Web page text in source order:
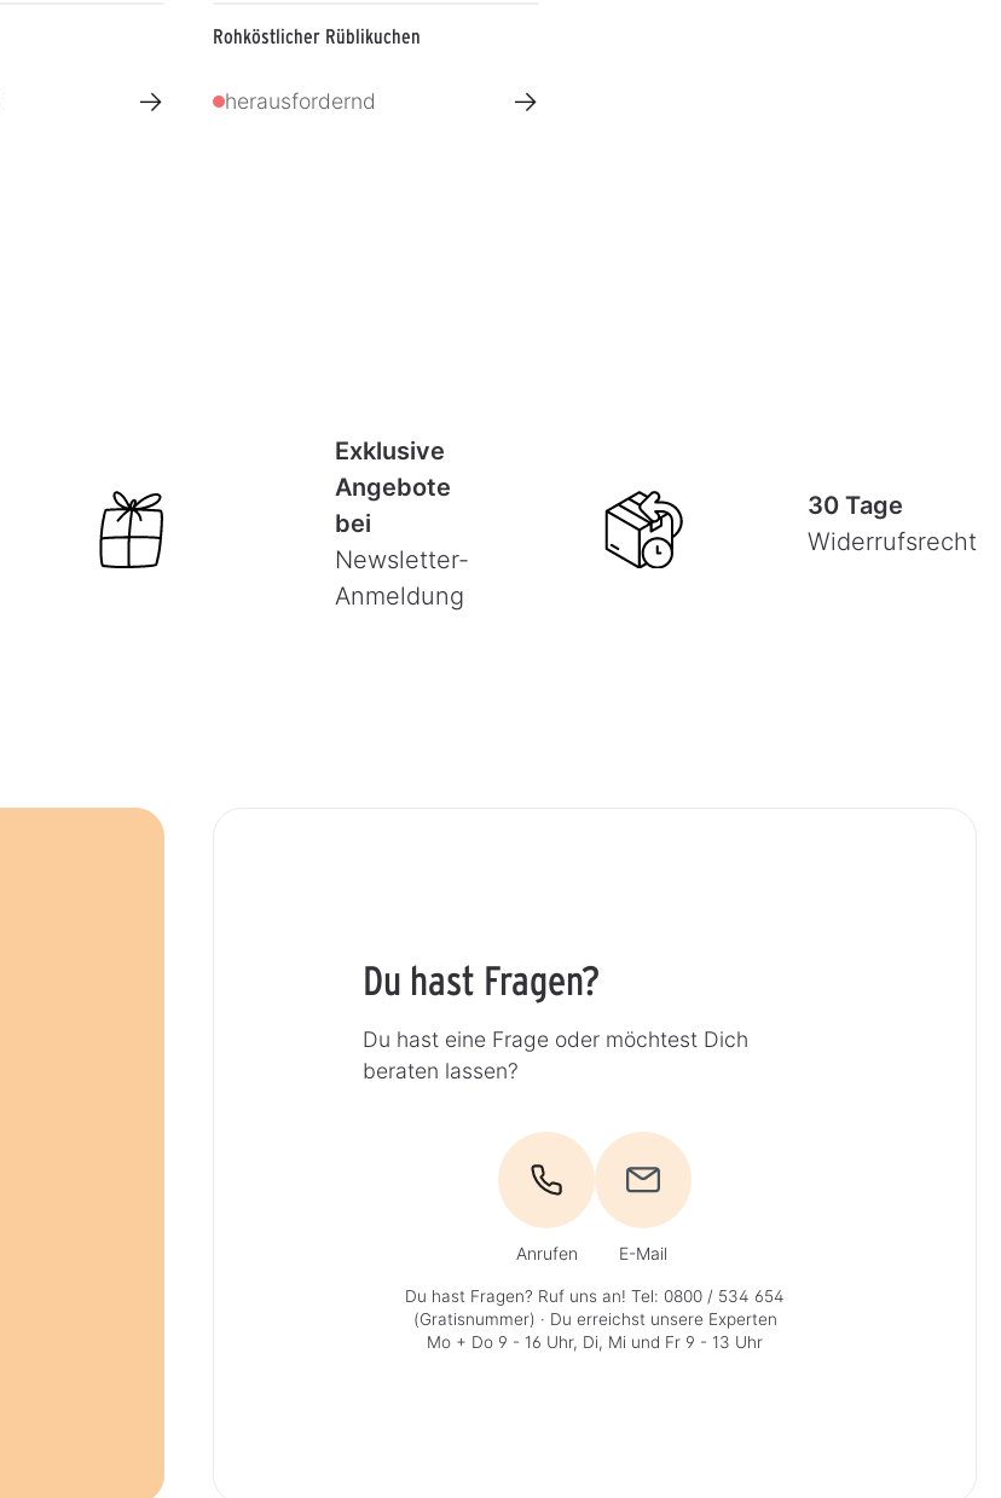
→
Rohköstlicher Rüblikuchen
herausfordernd →
Exklusive
Angebote
bei
Newsletter-
Anmeldung
30 Tage
Widerrufsrecht
Du hast Fragen?
Du hast eine Frage oder möchtest Dich
beraten lassen?
Anrufen E-Mail
Du hast Fragen? Ruf uns an! Tel: 0800 / 534 654
(Gratisnummer) · Du erreichst unsere Experten
Mo + Do 9 - 16 Uhr, Di, Mi und Fr 9 - 13 Uhr